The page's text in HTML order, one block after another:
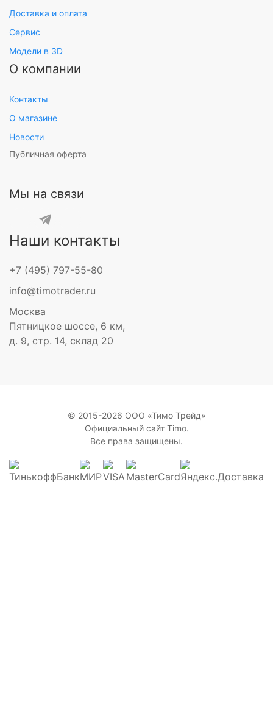
Доставка и оплата
Сервис
Модели в 3D
О компании
Контакты
О магазине
Новости
Публичная оферта
Мы на связи
Наши контакты
+7 (495) 797-55-80
info@timotrader.ru
Москва
Пятницкое шоссе, 6 км,
д. 9, стр. 14, склад 20
© 2015-2026 ООО «Тимо Трейд»
Официальный сайт Timo.
Все права защищены.